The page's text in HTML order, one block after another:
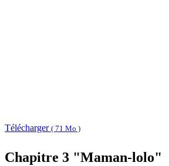
Télécharger ( 71 Mo )
Chapitre 3 "Maman-lolo"